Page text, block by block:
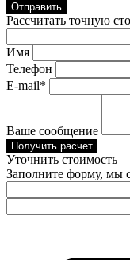
Отправить
Рассчитать точную
Имя
Телефон
E-mail*
Ваше сообщение
Получить расчет
Уточнить стоимость
Заполните форму, мы